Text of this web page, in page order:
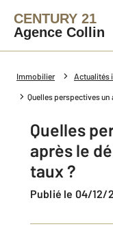
CENTURY 21
Agence Collin
Immobilier Actualités
Quelles perspectives un
Quelles
après le
taux ?
Publié le 04/12/